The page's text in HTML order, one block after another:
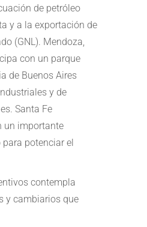
de petróleo
y a la exportación de
(GNL). Mendoza,
con un parque
de Buenos Aires
y de
Santa Fe
un importante
potenciar el
contempla
y cambiarios que